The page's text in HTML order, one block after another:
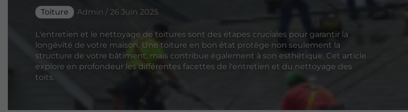
Toiture Admin / 26 Juin 2025
L'entretien et le nettoyage de toitures sont des étapes cruciales pour garantir la
longévité de votre maison. Une toiture en bon état protège non seulement la
structure de votre bâtiment, mais contribue également à son esthétique. Cet article
explore en profondeur les différentes facettes de l'entretien et du nettoyage des
toits.